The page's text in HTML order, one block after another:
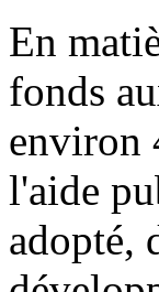
En
fonds
environ
l'aide
adopté,